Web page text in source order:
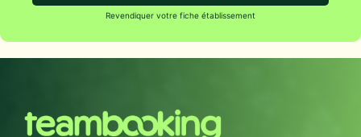
Revendiquer votre fiche établissement